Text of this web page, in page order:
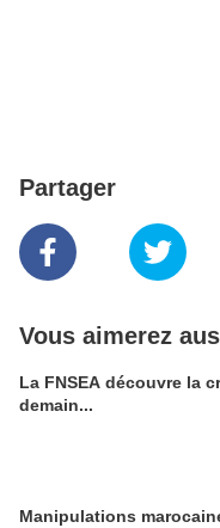
Partager
Vous aimerez
La FNSEA découvre la
demain...
Manipulations